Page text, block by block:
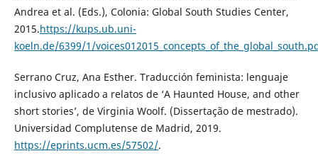
Andrea et al. (Eds.), Colonia: Global South Studies Center,
2015.https://kups.ub.uni-
koeln.de/6399/1/
Serrano Cruz, Ana Esther. Traducción feminista: lenguaje
inclusivo aplicado a relatos de ‘A Haunted House, and other
short stories’, de Virginia Woolf. (Dissertação de mestrado).
Universidad Complutense de Madrid, 2019.
https://eprints.ucm.es/57502/.